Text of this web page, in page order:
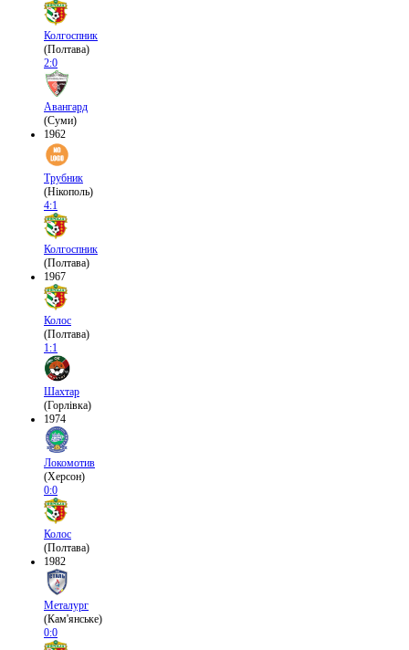
Колгоспник
(Полтава)
2:0
Авангард
(Суми)
1962
Трубник
(Нікополь)
4:1
Колгоспник
(Полтава)
1967
Колос
(Полтава)
1:1
Шахтар
(Горлівка)
1974
Локомотив
(Херсон)
0:0
Колос
(Полтава)
1982
Металург
(Кам'янське)
0:0